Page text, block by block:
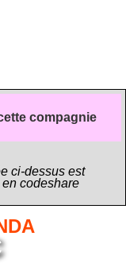
compagnie
ci-dessus est
codeshare